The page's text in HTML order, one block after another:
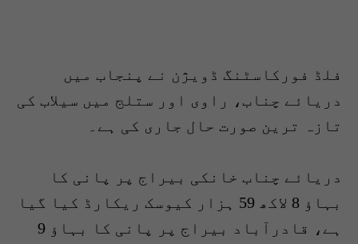
فلڈ فورکاسٹنگ ڈویژن نے پنجاب میں
دریائے چناب، راوی اور ستلج میں سیلاب کی
تازہ ترین صورت حال جاری کی ہے۔
دریائے چناب خانکی بیراج پر پانی کا
بہاؤ 8 لاکھ 59 ہزار کیوسک ریکارڈ کیا گیا
ہے، قادرآباد بیراج پر پانی کا بہاؤ 9